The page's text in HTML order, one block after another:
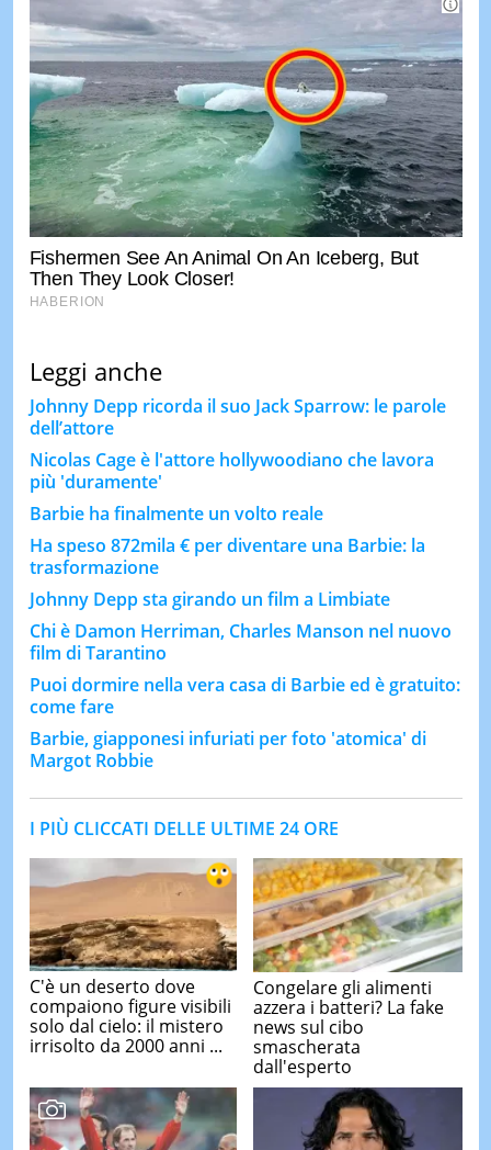
Leggi anche
Johnny Depp ricorda il suo Jack Sparrow: le parole
dell’attore
Nicolas Cage è l'attore hollywoodiano che lavora
più 'duramente'
Barbie ha finalmente un volto reale
Ha speso 872mila € per diventare una Barbie: la
trasformazione
Johnny Depp sta girando un film a Limbiate
Chi è Damon Herriman, Charles Manson nel nuovo
film di Tarantino
Puoi dormire nella vera casa di Barbie ed è gratuito:
come fare
Barbie, giapponesi infuriati per foto 'atomica' di
Margot Robbie
I PIÙ CLICCATI DELLE ULTIME 24 ORE
C'è un deserto dove
compaiono figure visibili
solo dal cielo: il mistero
irrisolto da 2000 anni ...
Congelare gli alimenti
azzera i batteri? La fake
news sul cibo
smascherata
dall'esperto